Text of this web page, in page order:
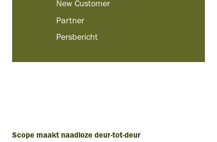
Scope maakt naadloze deur-tot-deur
New Customer
Partner
Persbericht